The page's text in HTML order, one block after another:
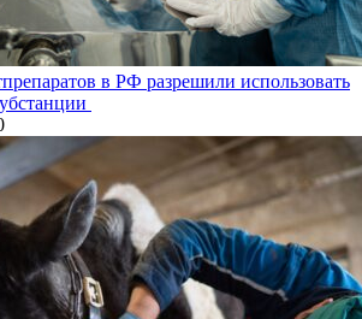
в РФ разрешили использовать